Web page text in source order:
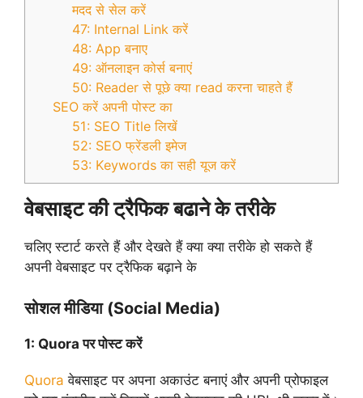
मदद से सेल करें
47: Internal Link करें
48: App बनाए
49: ऑनलाइन कोर्स बनाएं
50: Reader से पूछे क्या read करना चाहते हैं
SEO करें अपनी पोस्ट का
51: SEO Title लिखें
52: SEO फ्रेंडली इमेज
53: Keywords का सही यूज करें
वेबसाइट की ट्रैफिक बढाने के तरीके
चलिए स्टार्ट करते हैं और देखते हैं क्या क्या तरीके हो सकते हैं
अपनी वेबसाइट पर ट्रैफिक बढ़ाने के
सोशल मीडिया (Social Media)
1: Quora पर पोस्ट करें
Quora वेबसाइट पर अपना अकाउंट बनाएं और अपनी प्रोफाइल